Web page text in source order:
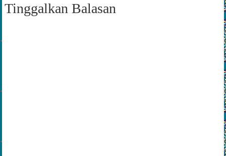
Tinggalkan Balasan